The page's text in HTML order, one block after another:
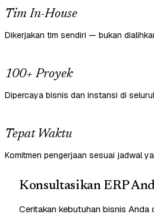
Tim In-House
Dikerjakan tim sendiri — bukan
100+ Proyek
Dipercaya bisnis dan instansi di
Tepat Waktu
Komitmen pengerjaan sesuai jadwal
Konsultasikan ERP
Ceritakan kebutuhan bisnis Anda